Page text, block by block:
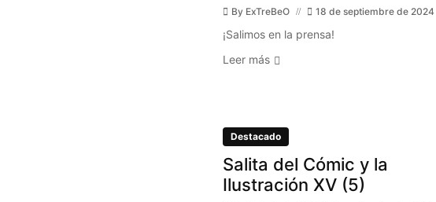
By ExTreBeO 18 de septiembre de 2024
¡Salimos en la prensa!
Leer más
Destacado
Salita del Cómic y la
Ilustración XV (5)